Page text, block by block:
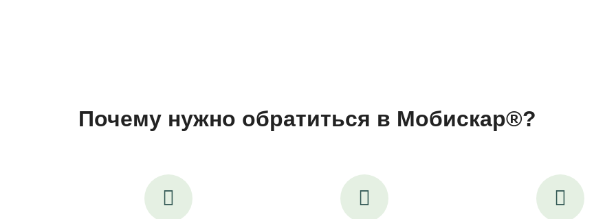
Почему нужно обратиться в Мобискар®?